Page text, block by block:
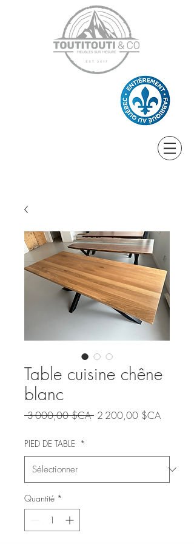
Table cuisine chêne
blanc
3 000,00 $CA Prix
2 200,00 $CAPrix
PIED DE TABLE *
Quantité *